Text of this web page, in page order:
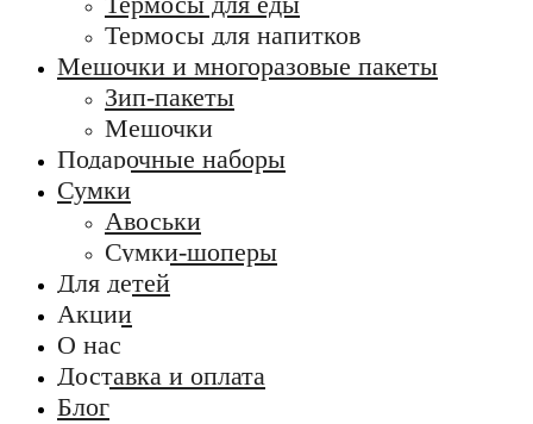
Термосы для напитков
Мешочки и многоразовые пакеты
Зип-пакеты
Мешочки
Подарочные наборы
Сумки
Авоськи
Сумки-шоперы
Для детей
Акции
О нас
Доставка и оплата
Блог